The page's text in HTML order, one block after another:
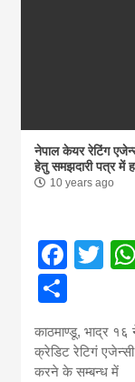
नेपाल केयर रेटिंग
हेतु समझदारी पत्र में
10 years ago
काठमाण्डू, भाद्र १६
क्रेडिट रेटिगं एजेन्सी
करने के सम्बन्ध में